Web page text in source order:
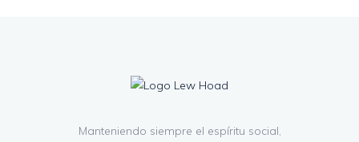
Manteniendo siempre el espíritu social,